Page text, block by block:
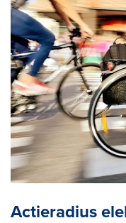
Actieradius